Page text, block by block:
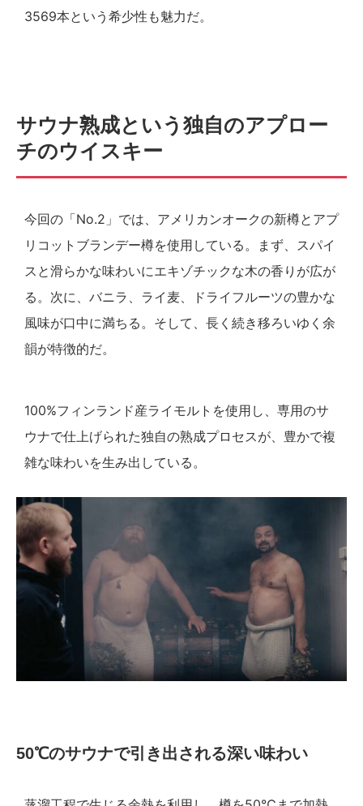
3569本という希少性も魅力だ。
サウナ熟成という独自のアプロー
チのウイスキー
今回の「No.2」では、アメリカンオークの新樽とアプ
リコットブランデー樽を使用している。まず、スパイ
スと滑らかな味わいにエキゾチックな木の香りが広が
る。次に、バニラ、ライ麦、ドライフルーツの豊かな
風味が口中に満ちる。そして、長く続き移ろいゆく余
韻が特徴的だ。
100%フィンランド産ライモルトを使用し、専用のサ
ウナで仕上げられた独自の熟成プロセスが、豊かで複
雑な味わいを生み出している。
50℃のサウナで引き出される深い味わい